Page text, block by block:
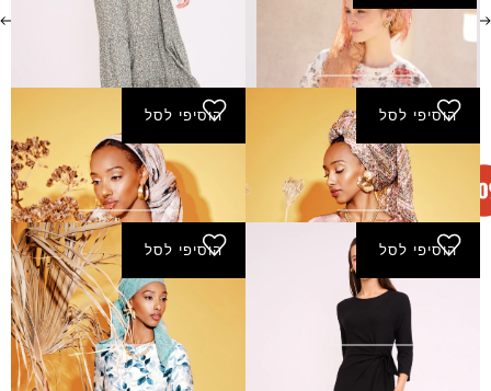
שמלת כרמי - ורוד
290.00₪145.00
הוסיפי לסל
שמלת ליזה - חום
₪290.00
הוסיפי לסל
שמלת לירז - חום
₪240.00
הוסיפי לסל
שמלת לירז - שחור
₪240.00
הוסיפי לסל
שמלת מבשרת - שמנת
₪240.00